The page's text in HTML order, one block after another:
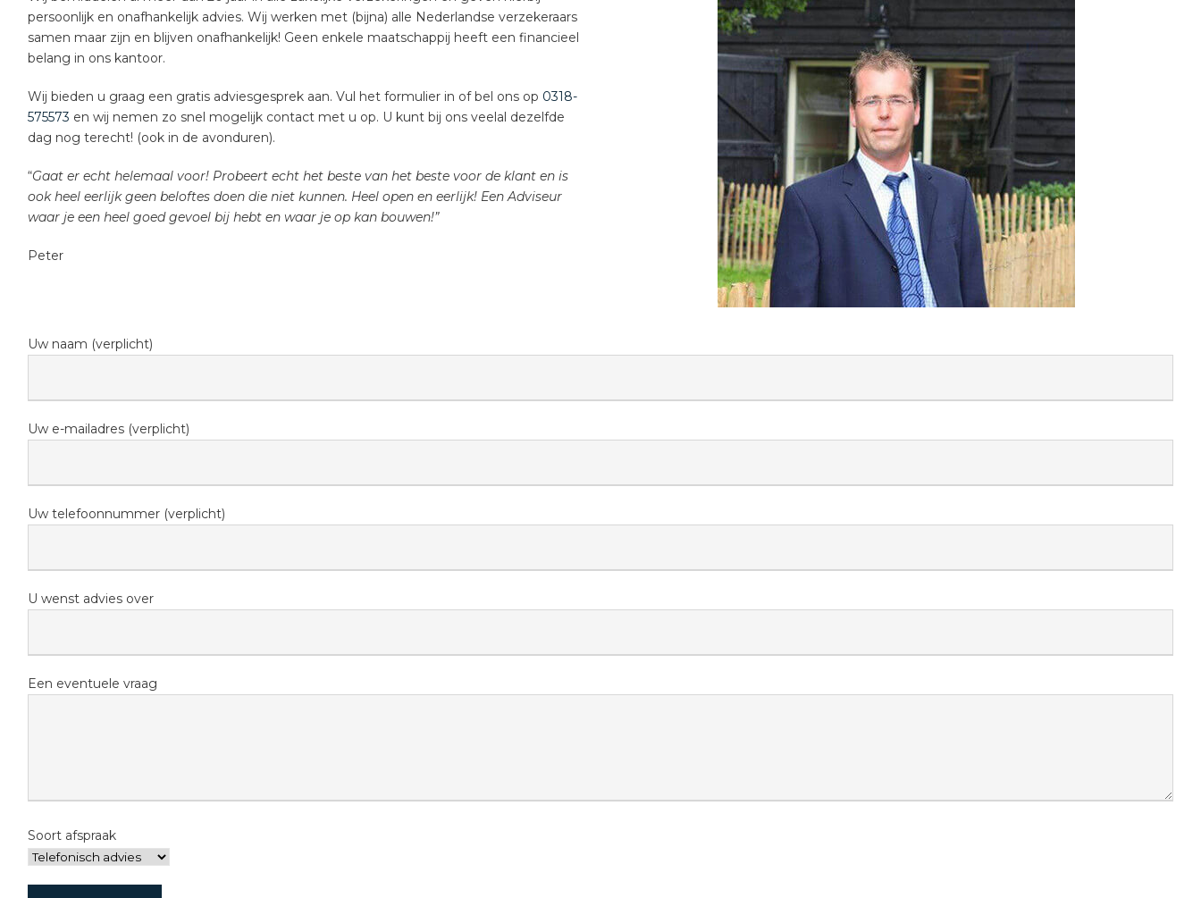
persoonlijk en onafhankelijk advies. Wij werken met (bijna) alle Nederlandse verzekeraars
samen maar zijn en blijven onafhankelijk! Geen enkele maatschappij heeft een financieel
belang in ons kantoor.
Wij bieden u graag een gratis adviesgesprek aan. Vul het formulier in of bel ons op 0318-
575573 en wij nemen zo snel mogelijk contact met u op. U kunt bij ons veelal dezelfde
dag nog terecht! (ook in de avonduren).
“Gaat er echt helemaal voor! Probeert echt het beste van het beste voor de klant en is
ook heel eerlijk geen beloftes doen die niet kunnen. Heel open en eerlijk! Een Adviseur
waar je een heel goed gevoel bij hebt en waar je op kan bouwen!”
Peter
Uw naam (verplicht)
Uw e-mailadres (verplicht)
Uw telefoonnummer (verplicht)
U wenst advies over
Een eventuele vraag
Soort afspraak